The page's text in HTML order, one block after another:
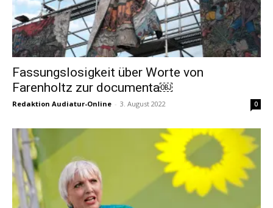
Fassungslosigkeit über Worte von
Farenholtz zur documenta￼
Redaktion Audiatur-Online - 3. August 2022 0